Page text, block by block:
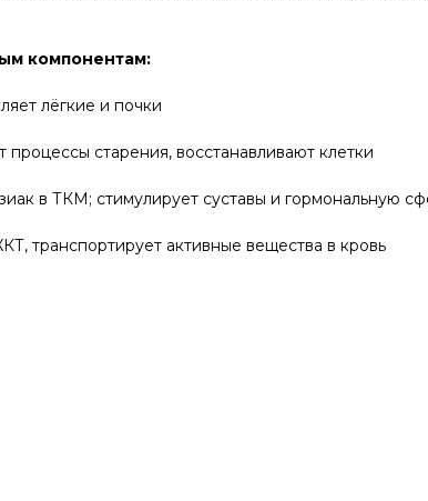
компонентам:
лёгкие и почки
старения, восстанавливают клетки
в ТКМ; стимулирует суставы и гормональную
транспортирует активные вещества в кровь